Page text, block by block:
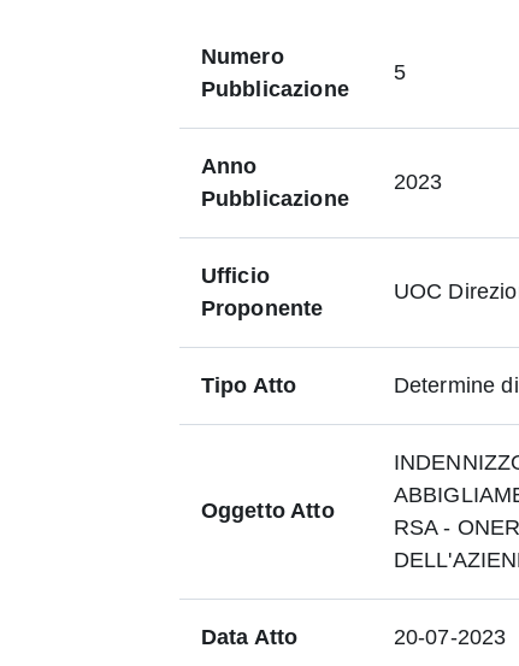
Numero
Pubblicazione
5
Anno
Pubblicazione
2023
Ufficio
Proponente
UOC
Tipo Atto Determine
Oggetto Atto
RSA -
Data Atto 20-07-2023